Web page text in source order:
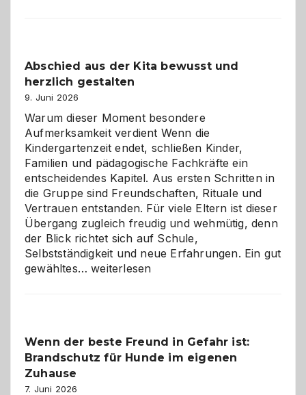
verstehen
Abschied aus der Kita bewusst und
herzlich gestalten
9. Juni 2026
Warum dieser Moment besondere
Aufmerksamkeit verdient Wenn die
Kindergartenzeit endet, schließen Kinder,
Familien und pädagogische Fachkräfte ein
entscheidendes Kapitel. Aus ersten Schritten in
die Gruppe sind Freundschaften, Rituale und
Vertrauen entstanden. Für viele Eltern ist dieser
Übergang zugleich freudig und wehmütig, denn
der Blick richtet sich auf Schule,
Selbstständigkeit und neue Erfahrungen. Ein gut
gewähltes…Abschied
und
herzlich
weiterlesen
Wenn der beste Freund in Gefahr ist:
Brandschutz für Hunde im eigenen
Zuhause
7. Juni 2026